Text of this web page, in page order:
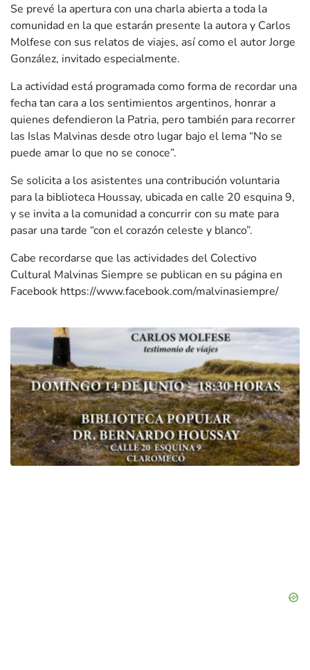
Se prevé la apertura con una charla abierta a toda la
comunidad en la que estarán presente la autora y Carlos
Molfese con sus relatos de viajes, así como el autor Jorge
González, invitado especialmente.
La actividad está programada como forma de recordar una
fecha tan cara a los sentimientos argentinos, honrar a
quienes defendieron la Patria, pero también para recorrer
las Islas Malvinas desde otro lugar bajo el lema “No se
puede amar lo que no se conoce”.
Se solicita a los asistentes una contribución voluntaria
para la biblioteca Houssay, ubicada en calle 20 esquina 9,
y se invita a la comunidad a concurrir con su mate para
pasar una tarde “con el corazón celeste y blanco”.
Cabe recordarse que las actividades del Colectivo
Cultural Malvinas Siempre se publican en su página en
Facebook https://www.facebook.com/malvinasiempre/